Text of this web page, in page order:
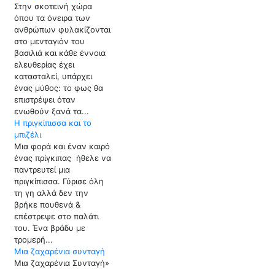
Στην σκοτεινή χώρα
όπου τα όνειρα των
ανθρώπων φυλακίζονται
στο μενταγιόν του
βασιλιά και κάθε έννοια
ελευθερίας έχει
κατασταλεί, υπάρχει
ένας μύθος: το φως θα
επιστρέψει όταν
ενωθούν ξανά τα...
Η πριγκίπισσα και το
μπιζέλι
Μια φορά και έναν καιρό
ένας πρίγκιπας ήθελε να
παντρευτεί μια
πριγκίπισσα. Γύρισε όλη
τη γη αλλά δεν την
βρήκε πουθενά &
επέστρεψε στο παλάτι
του. Ένα βράδυ με
τρομερή...
Μια ζαχαρένια συνταγή
Μια ζαχαρένια Συνταγή»